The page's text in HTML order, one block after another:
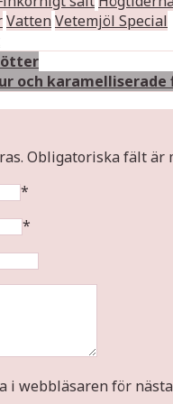
Vatten Vetemjöl Special
och karamelliserade
Obligatoriska fält är
*
*
i webbläsaren för